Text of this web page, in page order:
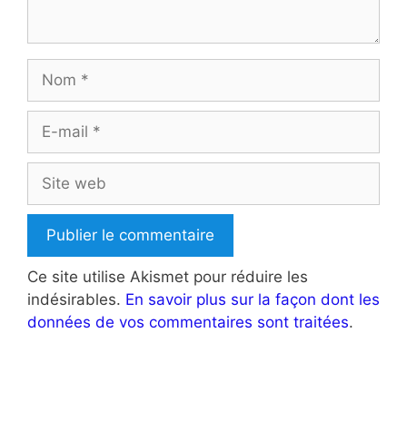
Nom
Site
web
Ce site utilise Akismet pour réduire les
indésirables. En savoir plus sur la façon dont les
données de vos commentaires sont traitées.